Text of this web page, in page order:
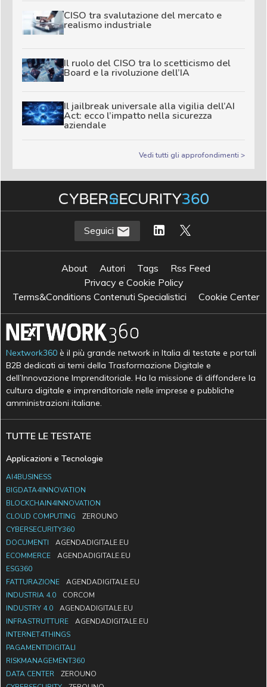
CISO tra svalutazione del mercato e
realismo industriale
Il ruolo del CISO tra lo scetticismo del
Board e la rivoluzione dell’IA
Il jailbreak universale alla vigilia dell’AI
Act: ecco l’impatto nella sicurezza
aziendale
Vedi tutti gli approfondimenti >
Seguici
About Autori Tags
Rss Feed
Privacy e Cookie Policy
Terms&Conditions Contenuti Specialistici
Cookie Center
Nextwork360 è il più grande network in Italia di testate e portali
B2B dedicati ai temi della Trasformazione Digitale e
dell’Innovazione Imprenditoriale. Ha la missione di diffondere la
cultura digitale e imprenditoriale nelle imprese e pubbliche
amministrazioni italiane.
TUTTE LE TESTATE
Applicazioni e Tecnologie
AI4BUSINESS
BIGDATA4INNOVATION
BLOCKCHAIN4INNOVATION
CLOUD COMPUTING
ZEROUNO
CYBERSECURITY360
DOCUMENTI
AGENDADIGITALE.EU
ECOMMERCE
AGENDADIGITALE.EU
ESG360
FATTURAZIONE
AGENDADIGITALE.EU
INDUSTRIA 4.0
CORCOM
INDUSTRY 4.0
AGENDADIGITALE.EU
INFRASTRUTTURE
AGENDADIGITALE.EU
INTERNET4THINGS
PAGAMENTIDIGITALI
RISKMANAGEMENT360
DATA CENTER
ZEROUNO